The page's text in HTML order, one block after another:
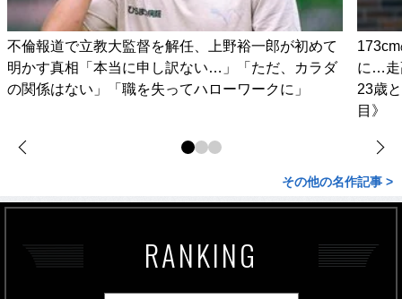
不倫報道で立教大監督を解任、上野裕一郎が初めて
明かす真相「本当に申し訳ない…」「ただ、カラダ
の関係はない」「職を失ってハローワークに」
に…走
23歳
目》
その他の名作記事 >
RANKING